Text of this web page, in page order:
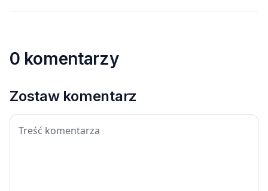
0 komentarzy
Zostaw komentarz